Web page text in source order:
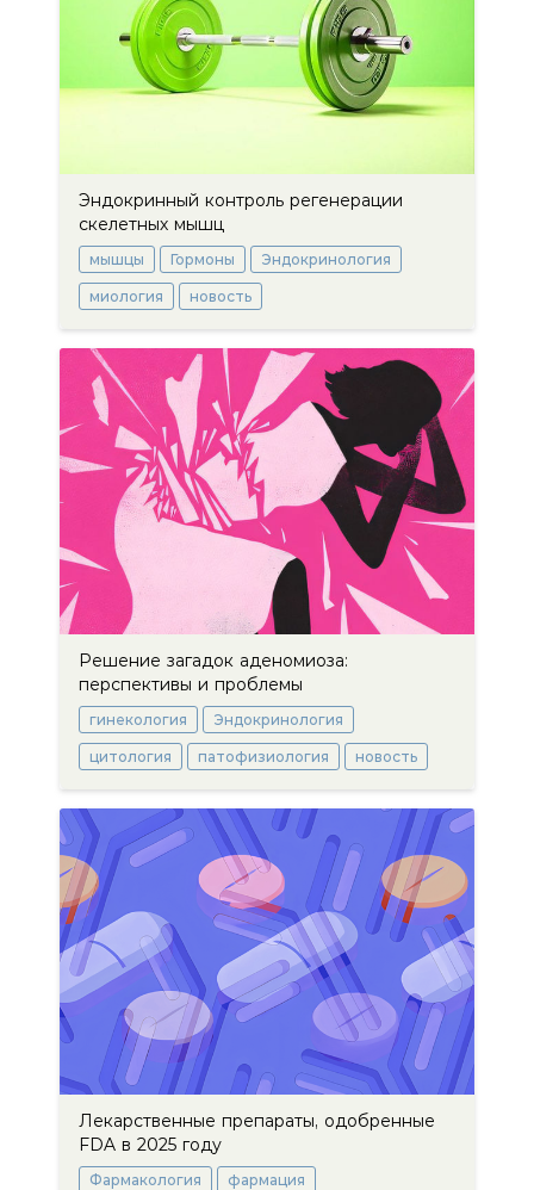
Эндокринный контроль регенерации
скелетных мышц
мышцы Гормоны Эндокринология
миология новость
Решение загадок аденомиоза:
перспективы и проблемы
гинекология Эндокринология
цитология патофизиология новость
Лекарственные препараты, одобренные
FDA в 2025 году
Фармакология фармация